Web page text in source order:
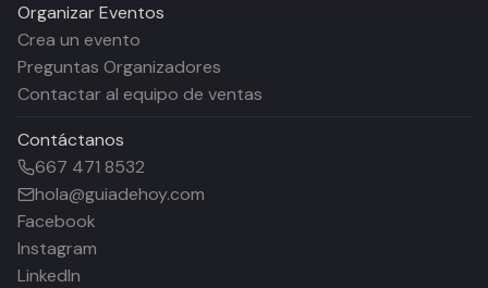
Organizar Eventos
Crea un evento
Preguntas Organizadores
Contactar al equipo de ventas
Contáctanos
667 471 8532
hola@guiadehoy.com
Facebook
Instagram
LinkedIn